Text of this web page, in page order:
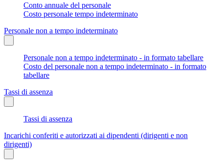
Conto annuale del personale
Costo personale tempo indeterminato
Personale non a tempo indeterminato
Personale non a tempo indeterminato - in formato tabellare
Costo del personale non a tempo indeterminato - in formato
tabellare
Tassi di assenza
Tassi di assenza
Incarichi conferiti e autorizzati ai dipendenti (dirigenti e non
dirigenti)